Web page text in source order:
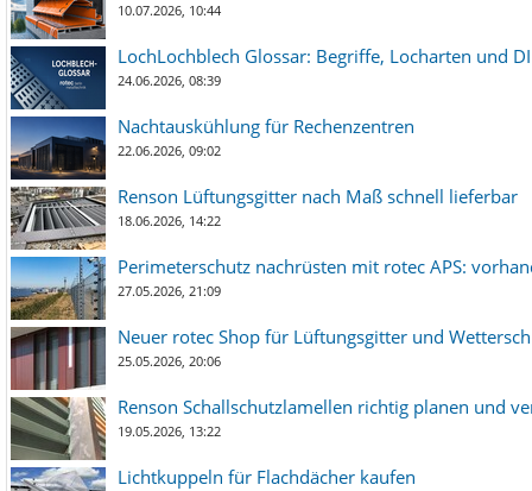
10.07.2026, 10:44
LochLochblech Glossar: Begriffe, Locharten und
24.06.2026, 08:39
Nachtauskühlung für Rechenzentren
22.06.2026, 09:02
Renson Lüftungsgitter nach Maß schnell lieferbar
18.06.2026, 14:22
Perimeterschutz nachrüsten mit rotec APS:
27.05.2026, 21:09
Neuer rotec Shop für Lüftungsgitter und
25.05.2026, 20:06
Renson Schallschutzlamellen richtig planen und
19.05.2026, 13:22
Lichtkuppeln für Flachdächer kaufen